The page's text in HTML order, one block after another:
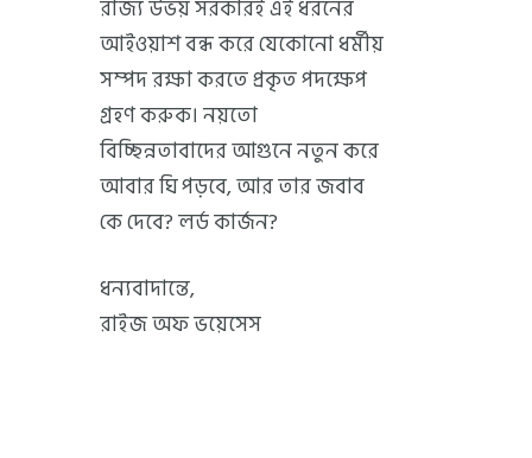
রাজ্য উভয় সরকারই এই ধরনের
আইওয়াশ বন্ধ করে যেকোনো ধর্মীয়
সম্পদ রক্ষা করতে প্রকৃত পদক্ষেপ
গ্রহণ করুক। নয়তো
বিচ্ছিন্নতাবাদের আগুনে নতুন করে
আবার ঘি পড়বে, আর তার জবাব
কে দেবে? লর্ড কার্জন?
ধন্যবাদান্তে,
রাইজ অফ ভয়েসেস